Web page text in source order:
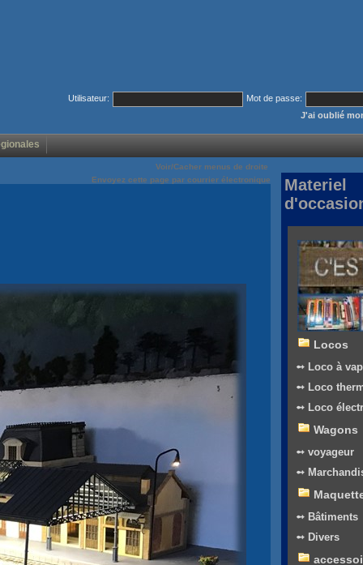
Utilisateur:
Mot de passe:
J'ai oublié
Voir/Cacher menus de droite
Envoyez cette page par courrier électronique
Materiel
Locos
➻ Loco à
➻ Loco
➻ Loco
Wagons
➻ voyageur
➻
➻ Bâtiments
➻ Divers